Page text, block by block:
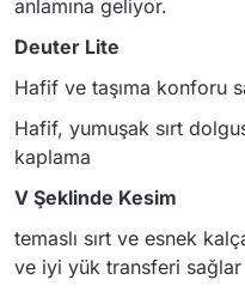
anlamına geliyor.
Deuter Lite
Hafif ve taşıma konforu
Hafif, yumuşak sırt
kaplama
V Şeklinde Kesim
temaslı sırt ve esnek
ve iyi yük transferi sağlar